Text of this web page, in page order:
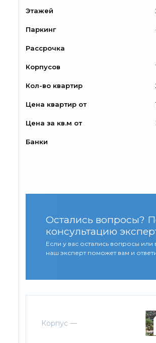
Этажей
Паркинг
Рассрочка
Корпусов
Кол-во квартир
Цена квартир от
Цена за кв.м от
Банки
Остались вопросы?
консультацию
Если у вас остались вопросы
наш эксперт поможет вам и
Корпус —